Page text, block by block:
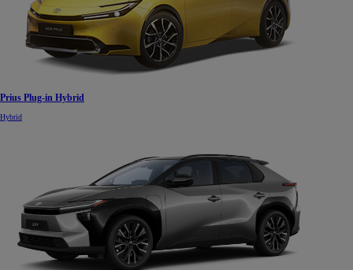
Prius Plug-in Hybrid
Hybrid